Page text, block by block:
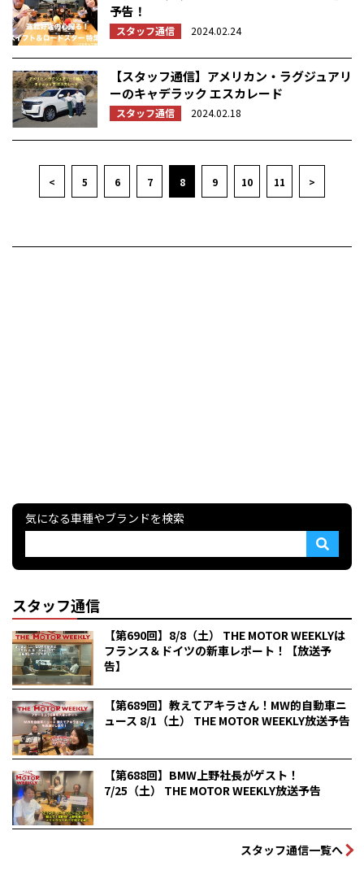
予告！
スタッフ通信 2024.02.24
【スタッフ通信】アメリカン・ラグジュアリ
ーのキャデラック エスカレード
スタッフ通信 2024.02.18
< 5 6 7 8 9 10 11 >
気になる車種やブランドを検索
スタッフ通信
【第690回】8/8（土） THE MOTOR WEEKLYは
フランス＆ドイツの新車レポート！【放送予
告】
【第689回】教えてアキラさん！MW的自動車ニ
ュース 8/1（土） THE MOTOR WEEKLY放送予告
【第688回】BMW上野社長がゲスト！
7/25（土） THE MOTOR WEEKLY放送予告
スタッフ通信一覧へ